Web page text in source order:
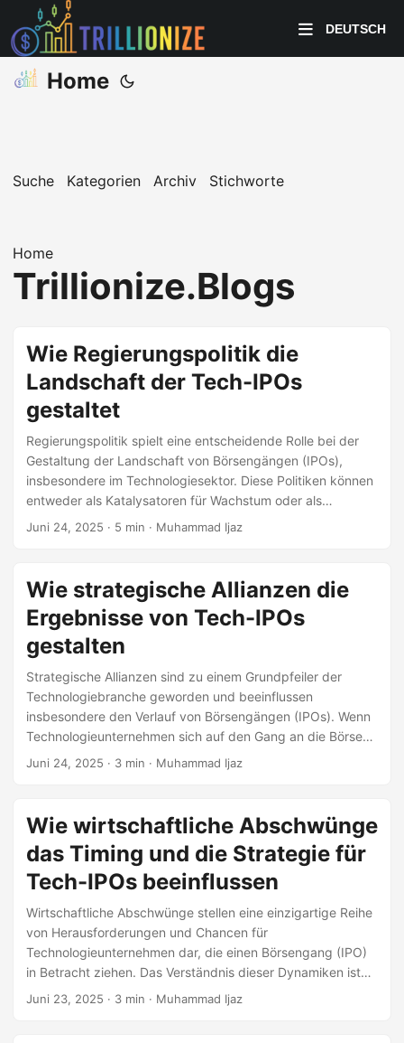
DEUTSCH
Home
Suche Kategorien Archiv Stichworte
Home
Trillionize.Blogs
Wie Regierungspolitik die
Landschaft der Tech-IPOs
gestaltet
Regierungspolitik spielt eine entscheidende Rolle bei der
Gestaltung der Landschaft von Börsengängen (IPOs),
insbesondere im Technologiesektor. Diese Politiken können
entweder als Katalysatoren für Wachstum oder als
Eintrittsbarrieren wirken und die Entscheidungsprozesse
Regierungspolitik und deren Auswirkungen
Regierungspolitik umfasst eine Vielzahl von Vorschriften,
von Steuern und Wertpapiergesetzen bis hin zu
spezifischen Anreizen, die darauf abzielen, Innovationen zu
fördern. Diese Politiken sind darauf ausgelegt, die
Marktstabilität zu gewährleisten, Investoren zu schützen
und das Wirtschaftswachstum zu fördern.
Juni 24, 2025 · 5 min · Muhammad Ijaz
Wie strategische Allianzen die
Ergebnisse von Tech-IPOs
gestalten
Strategische Allianzen sind zu einem Grundpfeiler der
Technologiebranche geworden und beeinflussen
insbesondere den Verlauf von Börsengängen (IPOs). Wenn
Technologieunternehmen sich auf den Gang an die Börse
vorbereiten, können strategische Allianzen erhebliche
strategischer Allianzen in der Technologie Strategische
Allianzen sind formelle Vereinbarungen zwischen zwei oder
mehr Parteien, um eine Reihe von vereinbarten Zielen zu
verfolgen, während sie unabhängige Organisationen
bleiben.
Juni 24, 2025 · 3 min · Muhammad Ijaz
Wie wirtschaftliche Abschwünge
das Timing und die Strategie für
Tech-IPOs beeinflussen
Wirtschaftliche Abschwünge stellen eine einzigartige Reihe
von Herausforderungen und Chancen für
Technologieunternehmen dar, die einen Börsengang (IPO)
in Betracht ziehen. Das Verständnis dieser Dynamiken ist
entscheidend für Unternehmen, die ihr IPO-Timing und ihre
Juni 23, 2025 · 3 min · Muhammad Ijaz